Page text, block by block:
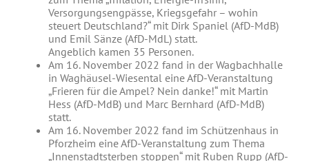
Versorgungsengpässe, Kriegsgefahr – wohin
steuert Deutschland?“ mit Dirk Spaniel (AfD-MdB)
und Emil Sänze (AfD-MdL) statt.
Angeblich kamen 35 Personen.
Am 16. November 2022 fand in der Wagbachhalle
in Waghäusel-Wiesental eine AfD-Veranstaltung
„Frieren für die Ampel? Nein danke!“ mit Martin
Hess (AfD-MdB) und Marc Bernhard (AfD-MdB)
statt.
Am 16. November 2022 fand im Schützenhaus in
Pforzheim eine AfD-Veranstaltung zum Thema
„Innenstadtsterben stoppen“ mit Ruben Rupp (AfD-